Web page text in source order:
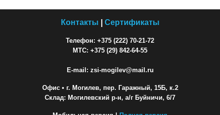
Контакты Сертификаты
Телефон: +375 (222) 70-21-72
МТС: +375 (29) 842-64-55
E-mail: zsi-mogilev@mail.ru
Офис• г. Могилев, пер. Гаражный, 15Б, к.2
Склад: Могилевский р-н, а/г Буйничи, 6/7